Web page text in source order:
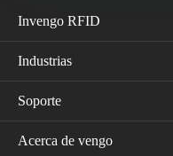
Invengo RFID
Industrias
Soporte
Acerca de vengo